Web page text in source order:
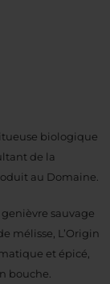
biologique
de la
au Domaine.
sauvage
mélisse, L’Origin
et épicé,
bouche.